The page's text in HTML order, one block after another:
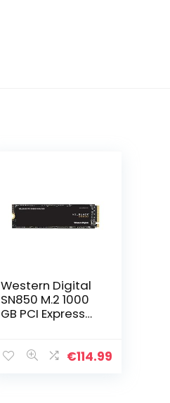
Western Digital
SN850 M.2 1000
GB PCI Express
€114.99